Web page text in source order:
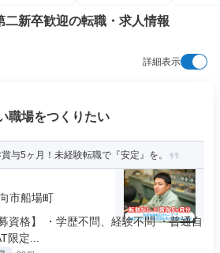
二新卒歓迎の転職・求人情報
詳細表示
職場をつくりたい
与5ヶ月！未経験転職で『安定』を。
市船場町
資格】 ・学歴不問、経験不問 ・普通自
限定...